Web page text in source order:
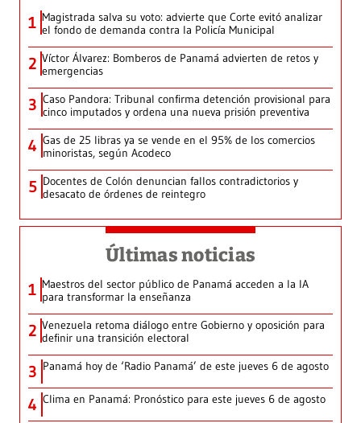
1 Magistrada salva su voto: advierte que Corte evitó analizar
el fondo de demanda contra la Policía Municipal
2 Víctor Álvarez: Bomberos de Panamá advierten de retos y
emergencias
3 Caso Pandora: Tribunal confirma detención provisional para
cinco imputados y ordena una nueva prisión preventiva
4 Gas de 25 libras ya se vende en el 95% de los comercios
minoristas, según Acodeco
5 Docentes de Colón denuncian fallos contradictorios y
desacato de órdenes de reintegro
Últimas noticias
1 Maestros del sector público de Panamá acceden a la IA
para transformar la enseñanza
2 Venezuela retoma diálogo entre Gobierno y oposición para
definir una transición electoral
3 Panamá hoy de ‘Radio Panamá’ de este jueves 6 de agosto
4 Clima en Panamá: Pronóstico para este jueves 6 de agosto